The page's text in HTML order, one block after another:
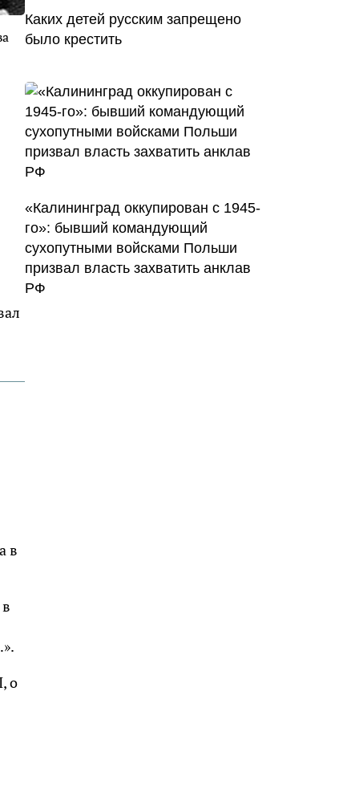
в
о
Каких детей русским запрещено
было крестить
«Калининград оккупирован с 1945-
го»: бывший командующий
сухопутными войсками Польши
призвал власть захватить анклав
РФ